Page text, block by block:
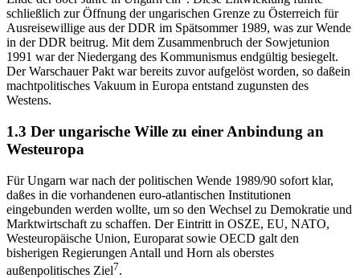
schließlich zur Öffnung der ungarischen Grenze zu Österreich für
Ausreisewillige aus der DDR im Spätsommer 1989, was zur Wende
in der DDR beitrug. Mit dem Zusammenbruch der Sowjetunion
1991 war der Niedergang des Kommunismus endgültig besiegelt.
Der Warschauer Pakt war bereits zuvor aufgelöst worden, so daßein
machtpolitisches Vakuum in Europa entstand zugunsten des
Westens.
1.3 Der ungarische Wille zu einer Anbindung an
Westeuropa
Für Ungarn war nach der politischen Wende 1989/90 sofort klar,
daßes in die vorhandenen euro-atlantischen Institutionen
eingebunden werden wollte, um so den Wechsel zu Demokratie und
Marktwirtschaft zu schaffen. Der Eintritt in OSZE, EU, NATO,
Westeuropäische Union, Europarat sowie OECD galt den
bisherigen Regierungen Antall und Horn als oberstes
außenpolitisches Ziel7.